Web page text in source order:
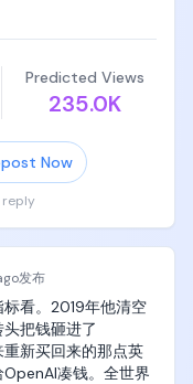
Predicted Views
235.0K
Now
reply
发布
看。2019年他清空
把钱砸进了
新买回来的那点英
凑钱。全世界